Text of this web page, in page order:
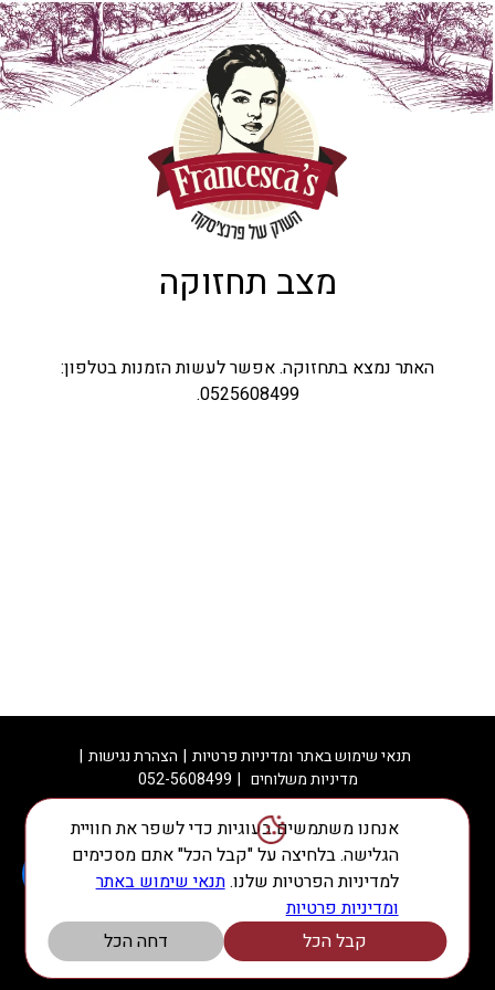
מצב תחזוקה
האתר נמצא בתחזוקה. אפשר לעשות הזמנות בטלפון:
0525608499.
תנאי שימוש באתר ומדיניות פרטיות
הצהרת נגישות
מדיניות משלוחים
052-5608499
© כל הזכויות שמורות
מערכות משלוחים מתקדמות
אנחנו משתמשים בעוגיות כדי לשפר את חוויית
הגלישה. בלחיצה על "קבל הכל" אתם מסכימים
למדיניות הפרטיות שלנו.תנאי שימוש באתר
ומדיניות פרטיות
קבל הכל
דחה הכל